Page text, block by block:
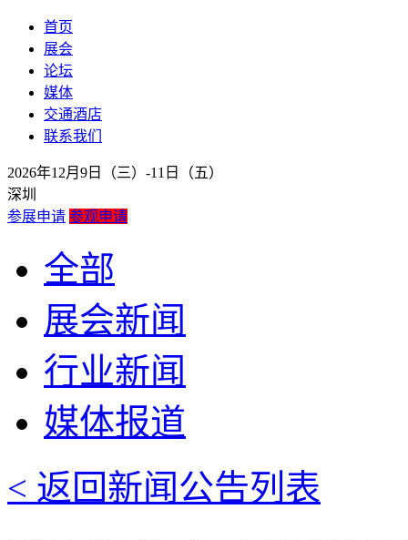
首页
展会
论坛
媒体
交通酒店
联系我们
2026年12月9日（三）-11日（五）
深圳
参展申请 参观申请
全部
展会新闻
行业新闻
媒体报道
< 返回新闻公告列表